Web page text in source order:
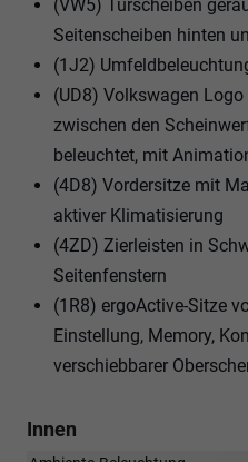
(VW5) Türscheiben
Seitenscheiben hinten
(1J2)
(UD8) Volkswagen
zwischen den
beleuchtet, mit
(4D8) Vordersitze mit
aktiver Klimatisierung
(4ZD) Zierleisten in
Seitenfenstern
(1R8) ergoActive-Sitze
Einstellung, Memory,
verschiebbarer
Innen